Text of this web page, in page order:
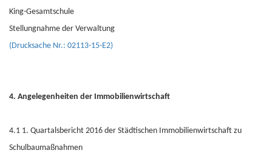
King-Gesamtschule
Stellungnahme der Verwaltung
(Drucksache Nr.: 02113-15-E2)
4. Angelegenheiten der Immobilienwirtschaft
4.1 1. Quartalsbericht 2016 der Städtischen Immobilienwirtschaft zu
Schulbaumaßnahmen